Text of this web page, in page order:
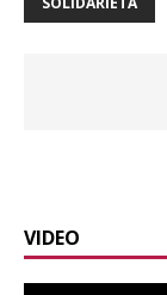
VIDEO